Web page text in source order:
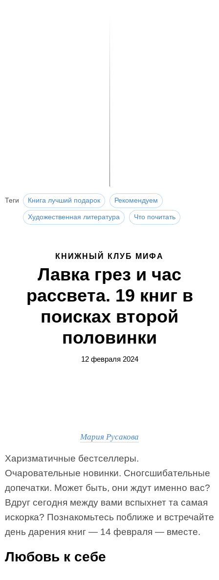
Теги Книга лучший подарок Рекомендуем
Художественная литература Что почитать
КНИЖНЫЙ КЛУБ МИФА
Лавка грез и час
рассвета. 19 книг в
поисках второй
половинки
12 февраля 2024
Мария Русакова
Харизматичные бестселлеры.
Очаровательные новинки. Сногсшибательные
допечатки. Может быть, они ждут именно вас?
Вдруг сегодня между вами вспыхнет та самая
искорка? Познакомьтесь поближе и встречайте
день дарения книг — 14 февраля — вместе.
Любовь к себе